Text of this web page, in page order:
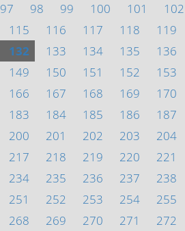
97 98 99 100 101 102
115 116 117 118 119
132 133 134 135 136
149 150 151 152 153
166 167 168 169 170
183 184 185 186 187
200 201 202 203 204
217 218 219 220 221
234 235 236 237 238
251 252 253 254 255
268 269 270 271 272